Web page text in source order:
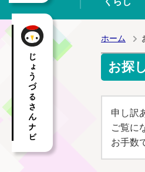
YouTube
ホーム
お探
申し訳
ご覧に
お手数